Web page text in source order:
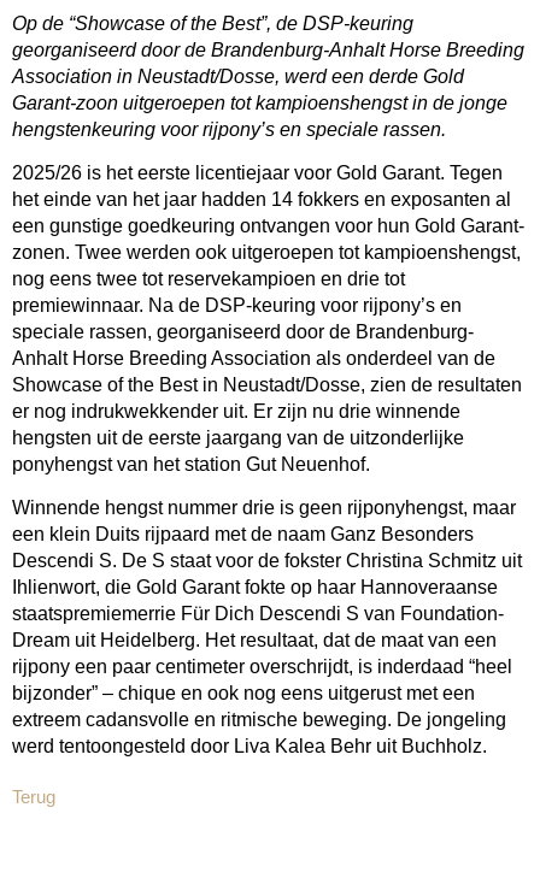
Op de “Showcase of the Best”, de DSP-keuring
georganiseerd door de Brandenburg-Anhalt Horse Breeding
Association in Neustadt/Dosse, werd een derde Gold
Garant-zoon uitgeroepen tot kampioenshengst in de jonge
hengstenkeuring voor rijpony’s en speciale rassen.
2025/26 is het eerste licentiejaar voor Gold Garant. Tegen
het einde van het jaar hadden 14 fokkers en exposanten al
een gunstige goedkeuring ontvangen voor hun Gold Garant-
zonen. Twee werden ook uitgeroepen tot kampioenshengst,
nog eens twee tot reservekampioen en drie tot
premiewinnaar. Na de DSP-keuring voor rijpony’s en
speciale rassen, georganiseerd door de Brandenburg-
Anhalt Horse Breeding Association als onderdeel van de
Showcase of the Best in Neustadt/Dosse, zien de resultaten
er nog indrukwekkender uit. Er zijn nu drie winnende
hengsten uit de eerste jaargang van de uitzonderlijke
ponyhengst van het station Gut Neuenhof.
Winnende hengst nummer drie is geen rijponyhengst, maar
een klein Duits rijpaard met de naam Ganz Besonders
Descendi S. De S staat voor de fokster Christina Schmitz uit
Ihlienwort, die Gold Garant fokte op haar Hannoveraanse
staatspremiemerrie Für Dich Descendi S van Foundation-
Dream uit Heidelberg. Het resultaat, dat de maat van een
rijpony een paar centimeter overschrijdt, is inderdaad “heel
bijzonder” – chique en ook nog eens uitgerust met een
extreem cadansvolle en ritmische beweging. De jongeling
werd tentoongesteld door Liva Kalea Behr uit Buchholz.
Terug